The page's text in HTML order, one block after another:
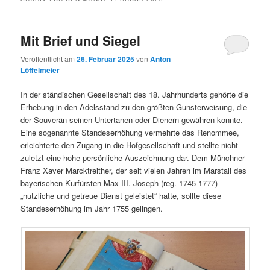
Mit Brief und Siegel
Veröffentlicht am26. Februar 2025vonAnton
Löffelmeier
In der ständischen Gesellschaft des 18. Jahrhunderts gehörte die
Erhebung in den Adelsstand zu den größten Gunsterweisung, die
der Souverän seinen Untertanen oder Dienern gewähren konnte.
Eine sogenannte Standeserhöhung vermehrte das Renommee,
erleichterte den Zugang in die Hofgesellschaft und stellte nicht
zuletzt eine hohe persönliche Auszeichnung dar. Dem Münchner
Franz Xaver Marcktreither, der seit vielen Jahren im Marstall des
bayerischen Kurfürsten Max III. Joseph (reg. 1745-1777)
„nutzliche und getreue Dienst geleistet“ hatte, sollte diese
Standeserhöhung im Jahr 1755 gelingen.